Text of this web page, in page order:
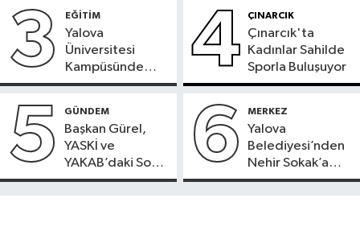
3 EĞİTİM
Yalova
Üniversitesi
Kampüsünde
Doğaya Sülün
4 ÇINARCIK
Çınarcık'ta
Kadınlar Sahilde
Sporla Buluşuyor
5 GÜNDEM
Başkan Gürel,
YASKİ ve
YAKAB’daki Son
Durumu Açıkladı
6 MERKEZ
Yalova
Belediyesi’nden
Nehir Sokak’a
Konforlu Dokunuş